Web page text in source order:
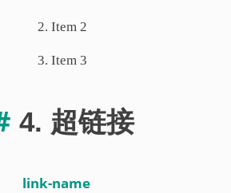
Item 2
Item 3
4. 超链接
link-name